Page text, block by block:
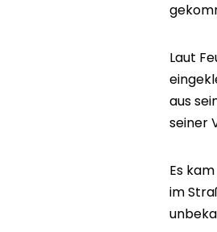
Laut
aus
seiner
Es
im